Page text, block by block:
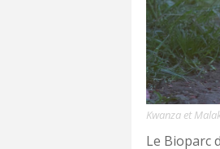
Kwanza et
Le Bioparc